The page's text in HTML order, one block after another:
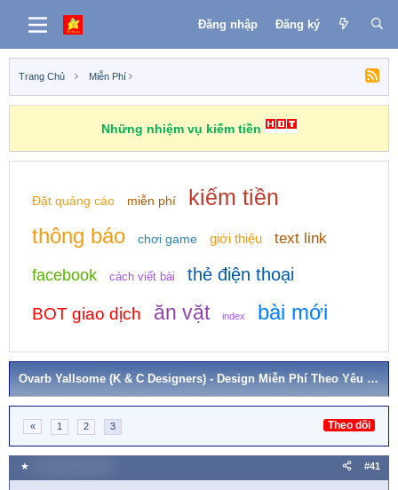
Đăng nhập Đăng ký
Trang Chủ Miễn Phí
Những nhiệm vụ kiếm tiền
Đặt quảng cáo miễn phí kiếm tiền
thông báo chơi game giới thiệu text link
facebook cách viết bài thẻ điện thoại
BOT giao dịch ăn vặt index bài mới
Ovarb Yallsome (K & C Designers) - Design Miễn Phí Theo Yêu Cầu
« 1 2 3 Theo dõi
★ #41